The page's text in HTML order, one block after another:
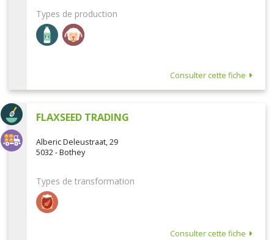
Types de production
Consulter cette fiche
FLAXSEED TRADING
Alberic Deleustraat, 29
5032 - Bothey
Types de transformation
Consulter cette fiche